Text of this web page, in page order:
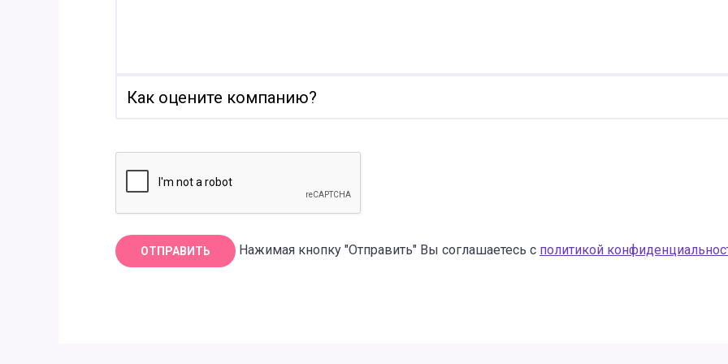
Нажимая кнопку "Отправить" Вы соглашаетесь с политикой